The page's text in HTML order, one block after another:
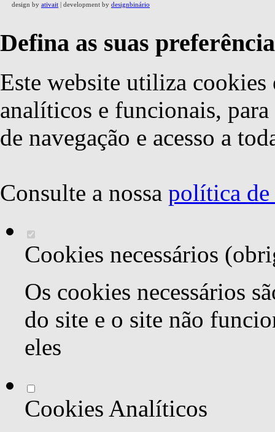
design by ativait | development by designbinário
Defina as suas
Este website utiliza cookies
analíticos e funcionais,
de navegação e acesso a
Consulte a nossa política de
Cookies necessários
Os cookies necessários
do site e o site não
eles
Cookies Analíticos